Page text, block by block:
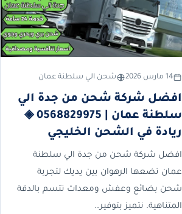
14 مارس 2026 شحن الي سلطنة عمان
افضل شركة شحن من جدة الي
سلطنة عمان | 0568829975 ◈
ريادة في الشحن الخليجي
افضل شركة شحن من جدة الي سلطنة
عمان تضعها الرهوان بين يديك لتجربة
شحن بضائع وعفش ومعدات تتسم بالدقة
المتناهية. نتميز بتوفير…